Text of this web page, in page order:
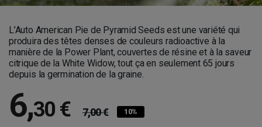
L’Auto American Pie de Pyramid Seeds est une variété qui
produira des têtes denses de couleurs radioactive à la
manière de la Power Plant, couvertes de résine et à la saveur
citrique de la White Widow, tout ça en seulement 65 jours
depuis la germination de la graine.
6,30 € 7,00 € 10%